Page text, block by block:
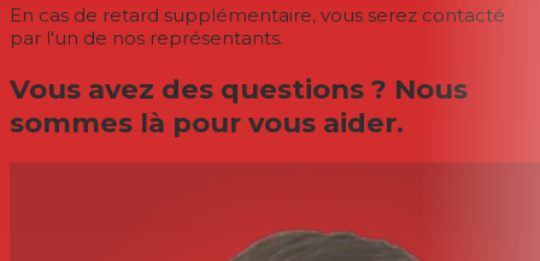
En cas de retard supplémentaire, vous serez contacté
par l'un de nos représentants.
Vous avez des questions ? Nous
sommes là pour vous aider.